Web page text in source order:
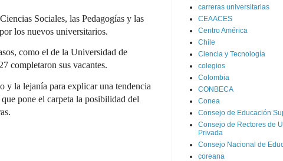
Sociales, las Pedagogías y las
los nuevos universitarios.
como el de la Universidad de
completaron sus vacantes.
y la lejanía para explicar una tendencia
pone el carpeta la posibilidad del
carreras universitarias
CEAACES
Centro América
Chile
Ciencia y Tecnología
colegios
Colombia
CONBECA
Conea
Consejo de Educación
Consejo de Rectores de
Privada
Consejo Nacional de
coreana